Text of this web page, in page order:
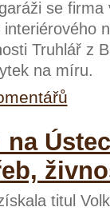
se
Truhlář z
na míru.
titul